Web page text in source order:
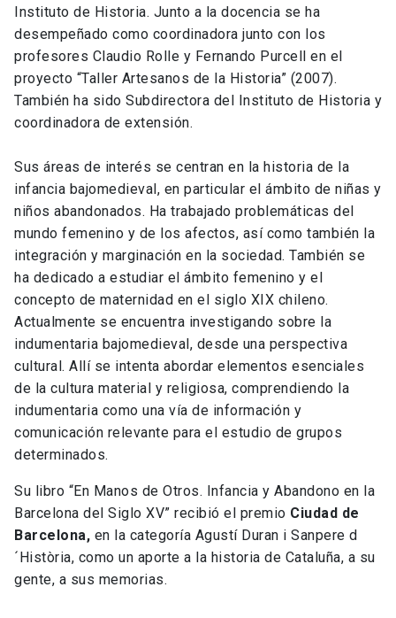
Instituto de Historia. Junto a la docencia se ha
desempeñado como coordinadora junto con los
profesores Claudio Rolle y Fernando Purcell en el
proyecto “Taller Artesanos de la Historia” (2007).
También ha sido Subdirectora del Instituto de Historia y
coordinadora de extensión.
Sus áreas de interés se centran en la historia de la
infancia bajomedieval, en particular el ámbito de niñas y
niños abandonados. Ha trabajado problemáticas del
mundo femenino y de los afectos, así como también la
integración y marginación en la sociedad. También se
ha dedicado a estudiar el ámbito femenino y el
concepto de maternidad en el siglo XIX chileno.
Actualmente se encuentra investigando sobre la
indumentaria bajomedieval, desde una perspectiva
cultural. Allí se intenta abordar elementos esenciales
de la cultura material y religiosa, comprendiendo la
indumentaria como una vía de información y
comunicación relevante para el estudio de grupos
determinados.
Su libro “En Manos de Otros. Infancia y Abandono en la
Barcelona del Siglo XV” recibió el premio Ciudad de
Barcelona, en la categoría Agustí Duran i Sanpere d
´Història, como un aporte a la historia de Cataluña, a su
gente, a sus memorias.